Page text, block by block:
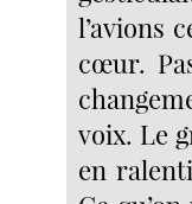
l’avions
cœur.
voix. Le
en